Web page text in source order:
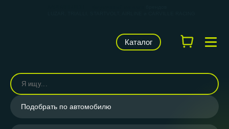
Каталог
Подобрать по автомобилю